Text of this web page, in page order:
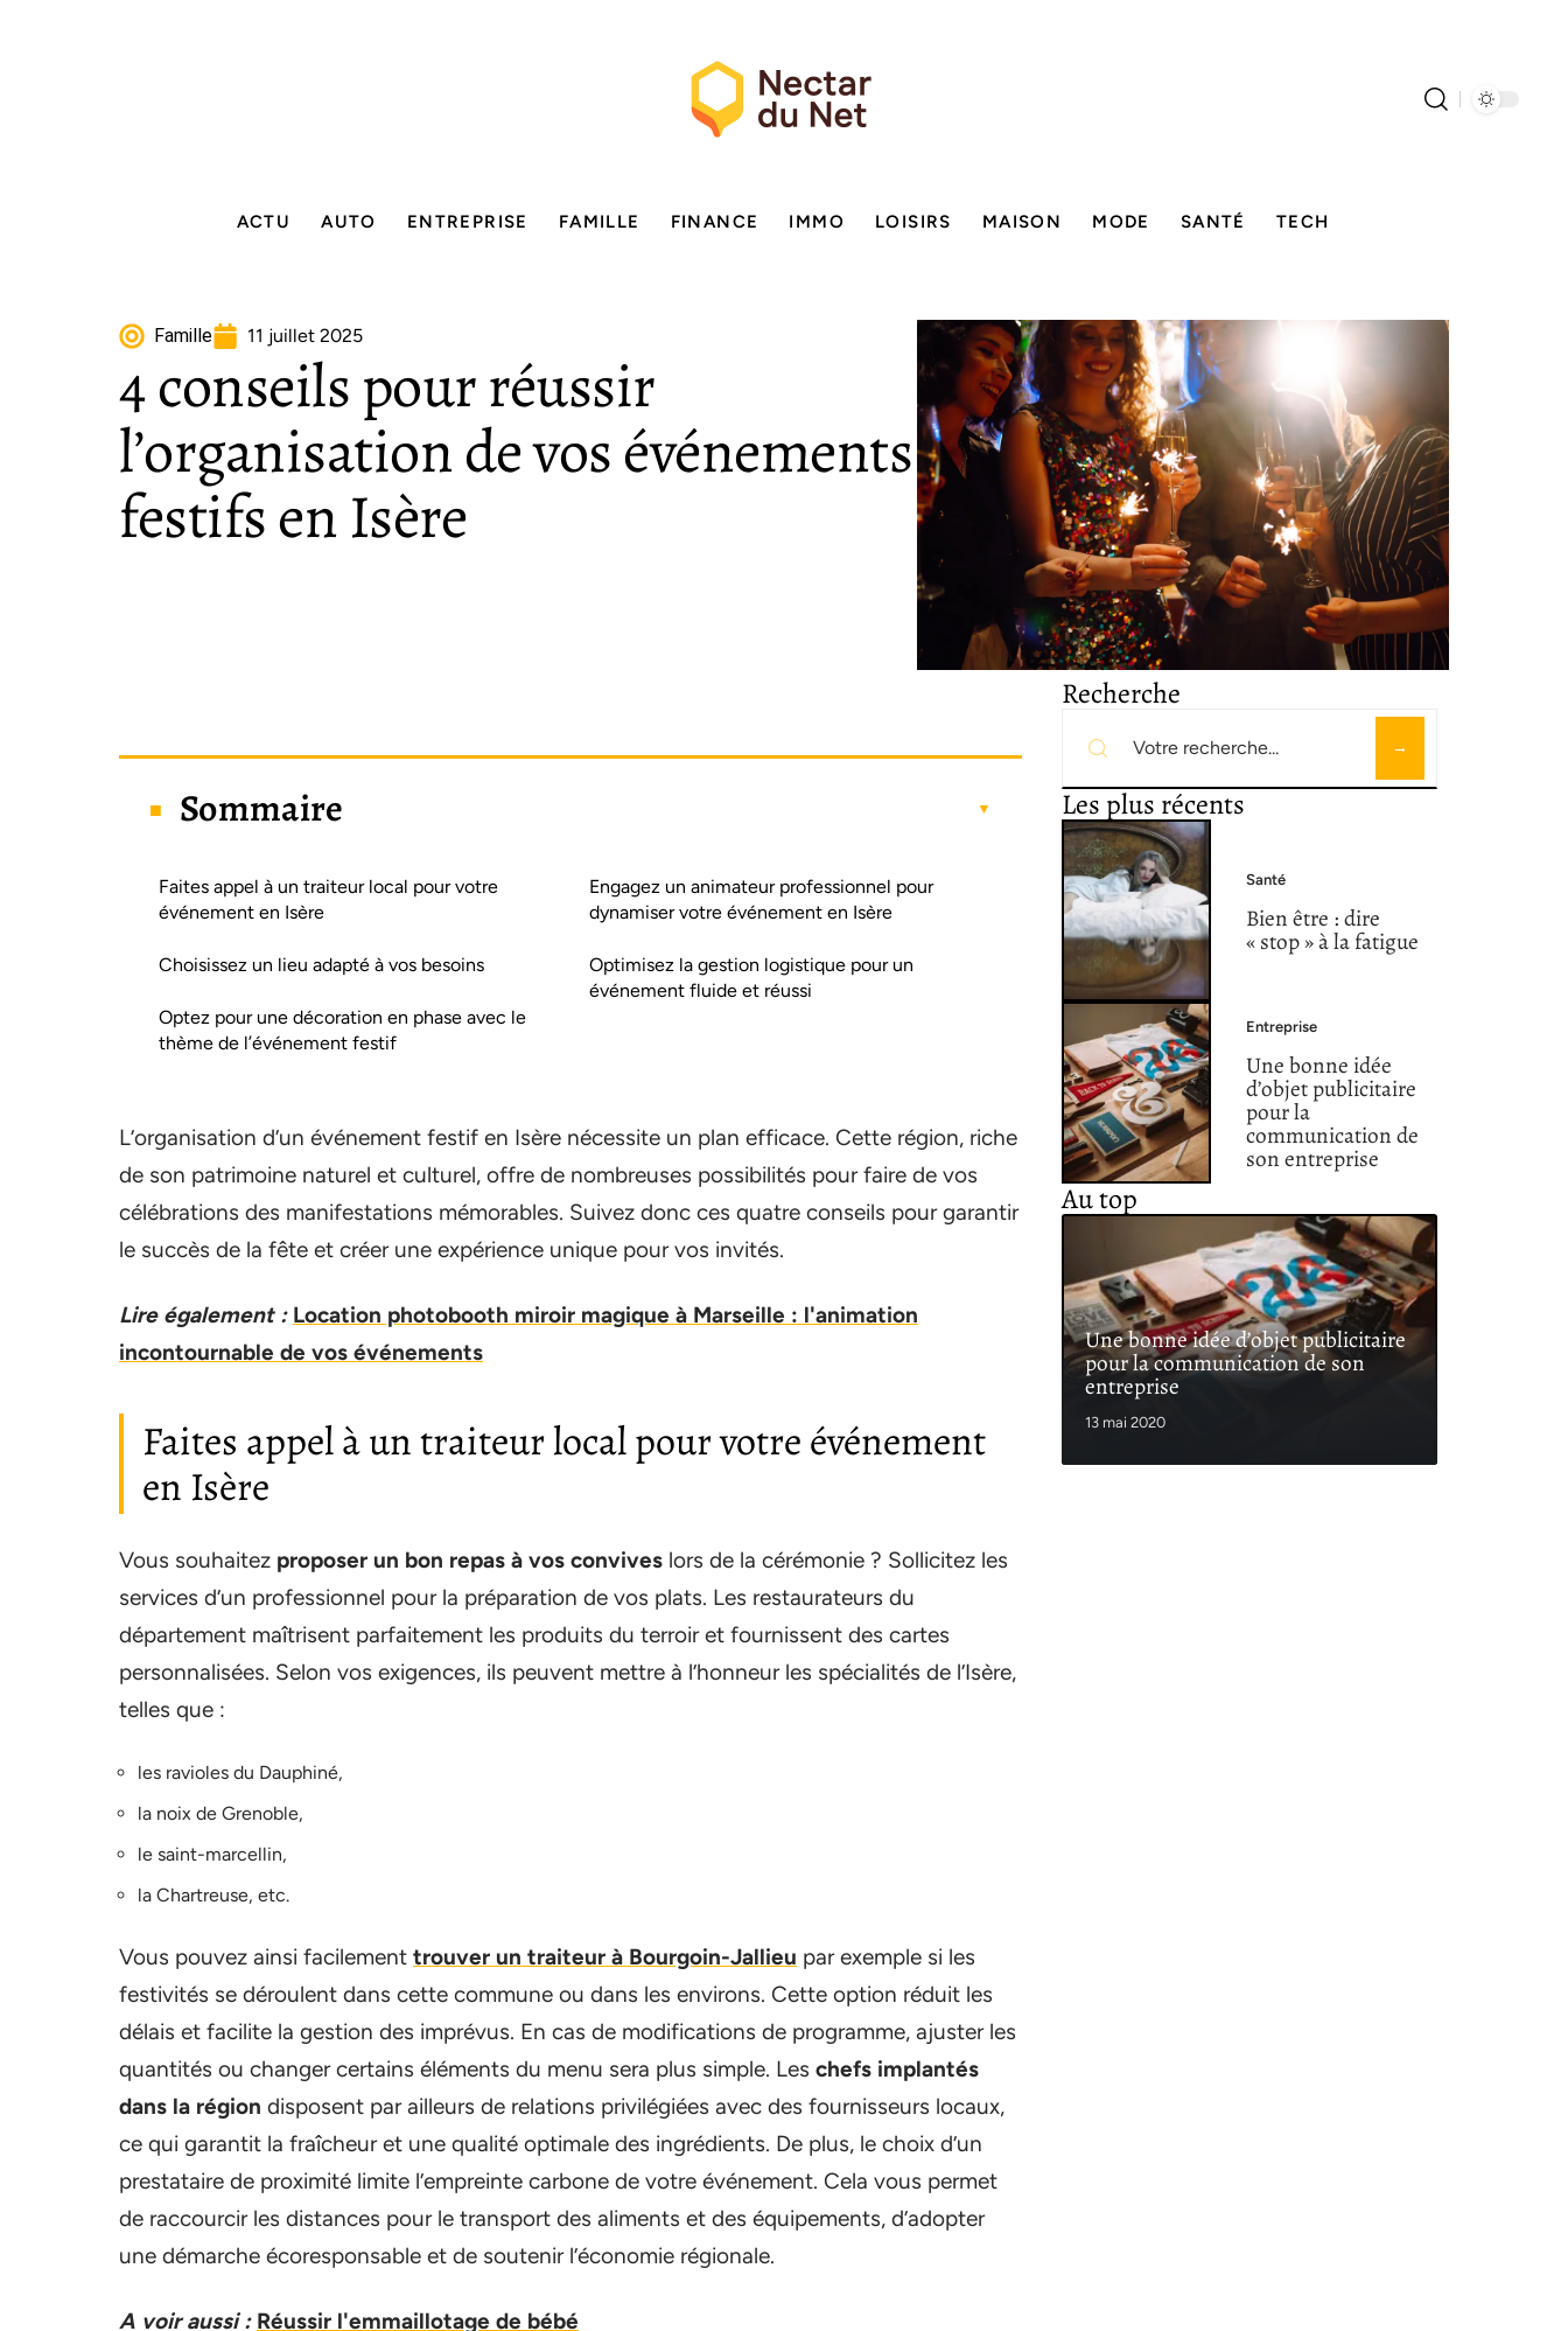
ACTU AUTO ENTREPRISE FAMILLE FINANCE IMMO LOISIRS MAISON MODE SANTÉ TECH
Famille 11 juillet 2025
4 conseils pour réussir
l’organisation de vos événements
festifs en Isère
Sommaire
Faites appel à un traiteur local pour votre
événement en Isère
Choisissez un lieu adapté à vos besoins
Optez pour une décoration en phase avec le
thème de l’événement festif
Engagez un animateur professionnel pour
dynamiser votre événement en Isère
Optimisez la gestion logistique pour un
événement fluide et réussi
L’organisation d’un événement festif en Isère nécessite un plan efficace. Cette région, riche
de son patrimoine naturel et culturel, offre de nombreuses possibilités pour faire de vos
célébrations des manifestations mémorables. Suivez donc ces quatre conseils pour garantir
le succès de la fête et créer une expérience unique pour vos invités.
Lire également : Location photobooth miroir magique à Marseille : l'animation
incontournable de vos événements
Faites appel à un traiteur local pour votre événement
en Isère
Vous souhaitez proposer un bon repas à vos convives lors de la cérémonie ? Sollicitez les
services d’un professionnel pour la préparation de vos plats. Les restaurateurs du
département maîtrisent parfaitement les produits du terroir et fournissent des cartes
personnalisées. Selon vos exigences, ils peuvent mettre à l’honneur les spécialités de l’Isère,
telles que :
les ravioles du Dauphiné,
la noix de Grenoble,
le saint-marcellin,
la Chartreuse, etc.
Vous pouvez ainsi facilement trouver un traiteur à Bourgoin-Jallieu par exemple si les
festivités se déroulent dans cette commune ou dans les environs. Cette option réduit les
délais et facilite la gestion des imprévus. En cas de modifications de programme, ajuster les
quantités ou changer certains éléments du menu sera plus simple. Les chefs implantés
dans la région disposent par ailleurs de relations privilégiées avec des fournisseurs locaux,
ce qui garantit la fraîcheur et une qualité optimale des ingrédients. De plus, le choix d’un
prestataire de proximité limite l’empreinte carbone de votre événement. Cela vous permet
de raccourcir les distances pour le transport des aliments et des équipements, d’adopter
une démarche écoresponsable et de soutenir l’économie régionale.
A voir aussi : Réussir l'emmaillotage de bébé
Recherche
Les plus récents
Santé
Bien être : dire
« stop » à la fatigue
Entreprise
Une bonne idée
d’objet publicitaire
pour la
communication de
son entreprise
Au top
Une bonne idée d’objet publicitaire
pour la communication de son
entreprise
13 mai 2020